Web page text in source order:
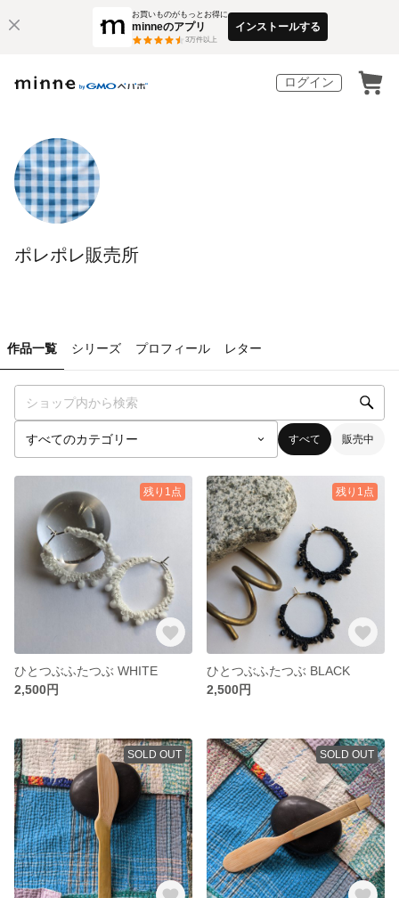
お買いものがもっとお得に
minneのアプリ
3万件以上
インストールする
ログイン
ポレポレ販売所
作品一覧 シリーズ プロフィール レター
すべて 販売中
残り1点
ひとつぶふたつぶ WHITE
2,500円
残り1点
ひとつぶふたつぶ BLACK
2,500円
SOLD OUT SOLD OUT